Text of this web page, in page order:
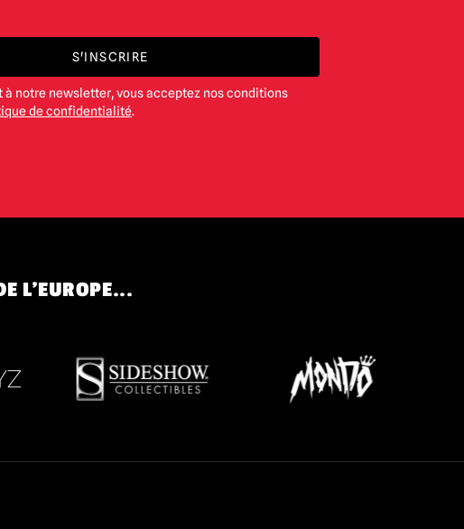
S'INSCRIRE
à notre newsletter, vous acceptez nos conditions
de confidentialité.
L'EUROPE...